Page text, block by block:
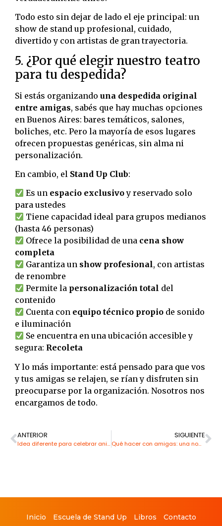
Todo esto sin dejar de lado el eje principal: un
show de stand up profesional, cuidado,
divertido y con artistas de gran trayectoria.
5. ¿Por qué elegir nuestro teatro
para tu despedida?
Si estás organizando una despedida original
entre amigas, sabés que hay muchas opciones
en Buenos Aires: bares temáticos, salones,
boliches, etc. Pero la mayoría de esos lugares
ofrecen propuestas genéricas, sin alma ni
personalización.
En cambio, el Stand Up Club:
Es un espacio exclusivoy reservado solo
para ustedes
Tiene capacidad ideal para grupos medianos
(hasta 46 personas)
Ofrece la posibilidad de una cena show
completa
Garantiza un show profesional, con artistas
de renombre
Permite la personalización total del
contenido
Cuenta con equipo técnico propio de sonido
e iluminación
Se encuentra en una ubicación accesible y
segura: Recoleta
Y lo más importante: está pensado para que vos
y tus amigas se relajen, se rían y disfruten sin
preocuparse por la organización. Nosotros nos
encargamos de todo.
ANTERIOR
Idea diferente para celebrar aniversario con humor: el Open Mic de Stand Up Club
SIGUIENTE
Qué hacer con amigas: una noche de risas y cena en “Si, Mi Amor!” – Stand Up de Pareja
Inicio Escuela de Stand Up Libros Contacto